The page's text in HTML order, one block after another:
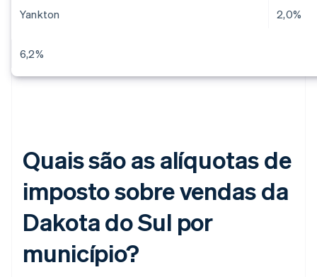
Yankton 2,0%
6,2%
Quais são as alíquotas de
imposto sobre vendas da
Dakota do Sul por
município?